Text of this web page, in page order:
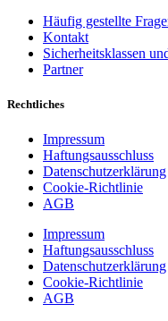
Häufig gestellte
Kontakt
Sicherheitsklassen
Partner
Rechtliches
Impressum
Haftungsausschluss
Datenschutzerklärung
Cookie-Richtlinie
AGB
Impressum
Haftungsausschluss
Datenschutzerklärung
Cookie-Richtlinie
AGB